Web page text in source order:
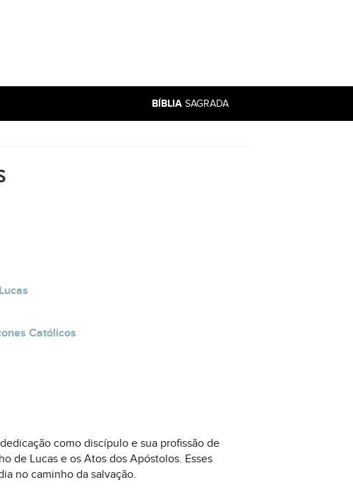
BÍBLIA SAGRADA
Católicos
como discípulo e sua profissão de
de Lucas e os Atos dos Apóstolos. Esses
no caminho da salvação.